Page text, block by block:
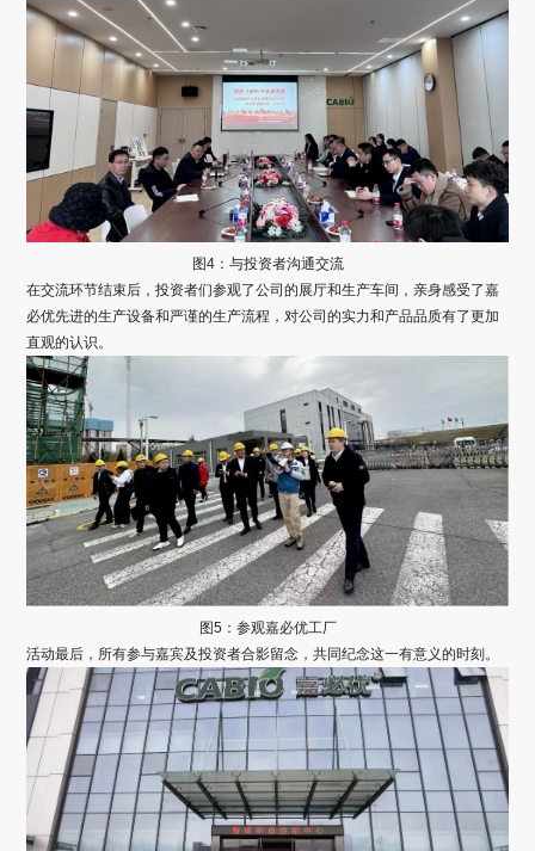
图4：与投资者沟通交流
在交流环节结束后，投资者们参观了公司的展厅和生产车间，亲身感受了嘉
必优先进的生产设备和严谨的生产流程，对公司的实力和产品品质有了更加
直观的认识。
图5：参观嘉必优工厂
活动最后，所有参与嘉宾及投资者合影留念，共同纪念这一有意义的时刻。